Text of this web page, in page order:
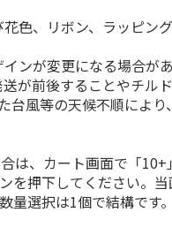
色、リボン、ラッピン
ンが変更になる場合があ
が前後することやチル
台風等の天候不順により
は、カート画面で「10+
を押下してください。
量選択は1個で結構です。